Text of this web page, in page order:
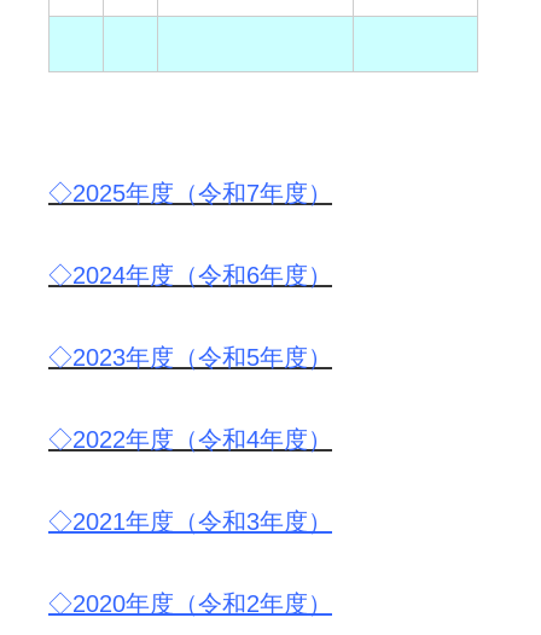
◇2025年度（令和7年度）
◇2024年度（令和6年度）
◇2023年度（令和5年度）
◇2022年度（令和4年度）
◇2021年度（令和3年度）
◇2020年度（令和2年度）